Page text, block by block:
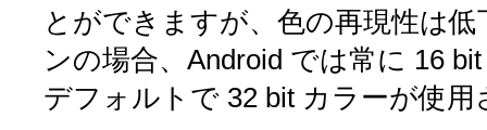
とができますが、色の再現性は
ンの場合、Android では常に 16
デフォルトで 32 bit カラーが使用